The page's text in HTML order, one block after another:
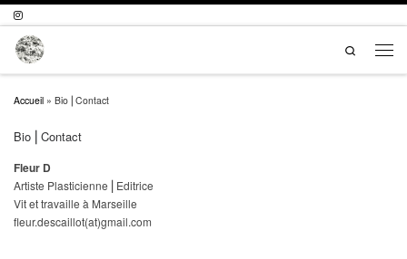
Passer au contenu
Search
Accueil » Bio ⎜Contact
Bio ⎜Contact
Fleur D
Artiste Plasticienne ⎜Editrice
Vit et travaille à Marseille
fleur.descaillot(at)gmail.com